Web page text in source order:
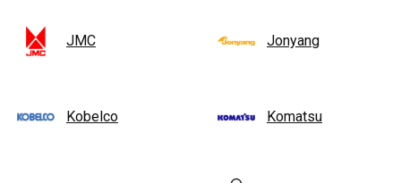
JMC Jonyang
Kobelco Komatsu